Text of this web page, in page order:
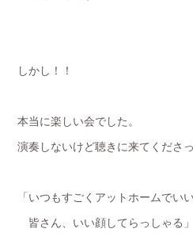
しかし！！
本当に楽しい会でした。
演奏しないけど聴きに来てくださ
「いつもすごくアットホームでい
皆さん、いい顔してらっしゃる」